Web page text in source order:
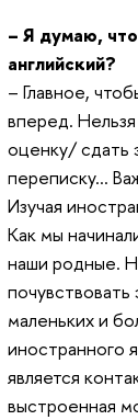
– Я думаю,
английский?
– Главное,
вперед.
оценку/ сдать
переписку…
Изучая
Как мы
наши родные.
маленьких и
иностранного
является
выстроенная